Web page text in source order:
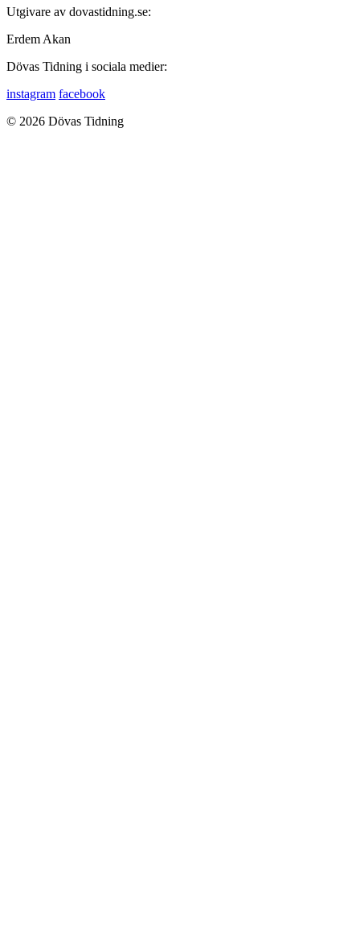
Utgivare av dovastidning.se:
Erdem Akan
Dövas Tidning i sociala medier:
instagram facebook
© 2026 Dövas Tidning